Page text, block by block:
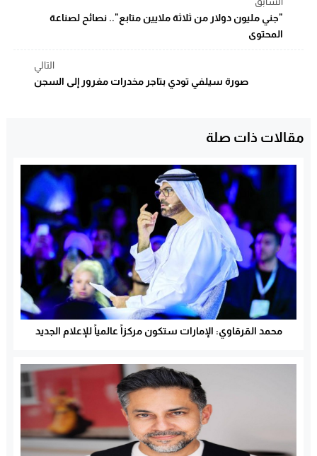
"جني مليون دولار من ثلاثة ملايين متابع".. نصائح لصناعة
المحتوى
التالي
صورة سيلفي تودي بتاجر مخدرات مغرور إلى السجن
مقالات ذات صلة
محمد القرقاوي: الإمارات ستكون مركزاً عالمياً للإعلام الجديد